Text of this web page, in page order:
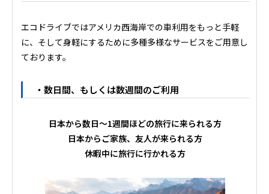
エコドライブではアメリカ西海岸での車利用をもっと手軽
に、そして身軽にするために多種多様なサービスをご用意し
ております。
・数日間、もしくは数週間のご利用
日本から数日～1週間ほどの旅行に来られる方
日本からご家族、友人が来られる方
休暇中に旅行に行かれる方